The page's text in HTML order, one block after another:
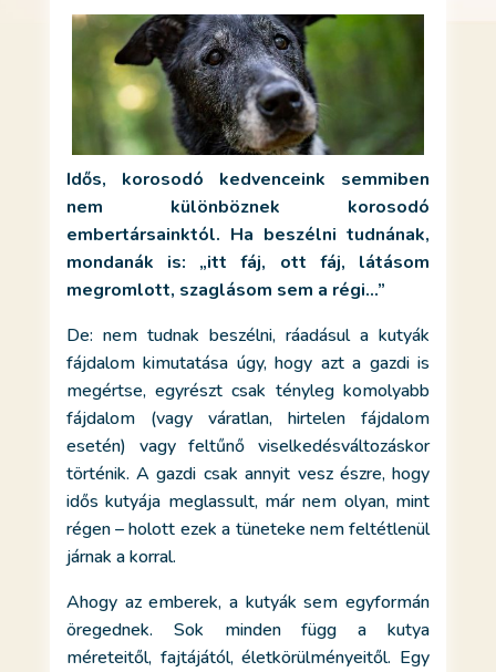
Idős, korosodó kedvenceink semmiben
nem különböznek korosodó
embertársainktól. Ha beszélni tudnának,
mondanák is: „itt fáj, ott fáj, látásom
megromlott, szaglásom sem a régi…”
De: nem tudnak beszélni, ráadásul a kutyák
fájdalom kimutatása úgy, hogy azt a gazdi is
megértse, egyrészt csak tényleg komolyabb
fájdalom (vagy váratlan, hirtelen fájdalom
esetén) vagy feltűnő viselkedésváltozáskor
történik. A gazdi csak annyit vesz észre, hogy
idős kutyája meglassult, már nem olyan, mint
régen – holott ezek a tüneteke nem feltétlenül
járnak a korral.
Ahogy az emberek, a kutyák sem egyformán
öregednek. Sok minden függ a kutya
méreteitől, fajtájától, életkörülményeitől. Egy